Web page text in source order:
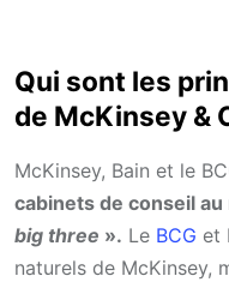
Qui sont les
de McKinsey &
McKinsey, Bain et le
cabinets de conseil
big three ». Le BCG et
naturels de McKinsey,